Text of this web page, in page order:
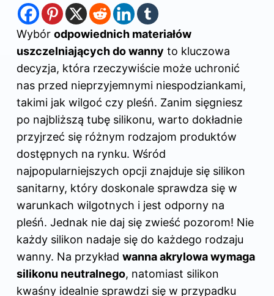
Wybór odpowiednich materiałów
uszczelniających do wanny to kluczowa
decyzja, która rzeczywiście może uchronić
nas przed nieprzyjemnymi niespodziankami,
takimi jak wilgoć czy pleśń. Zanim sięgniesz
po najbliższą tubę silikonu, warto dokładnie
przyjrzeć się różnym rodzajom produktów
dostępnych na rynku. Wśród
najpopularniejszych opcji znajduje się silikon
sanitarny, który doskonale sprawdza się w
warunkach wilgotnych i jest odporny na
pleśń. Jednak nie daj się zwieść pozorom! Nie
każdy silikon nadaje się do każdego rodzaju
wanny. Na przykład wanna akrylowa wymaga
silikonu neutralnego, natomiast silikon
kwaśny idealnie sprawdzi się w przypadku